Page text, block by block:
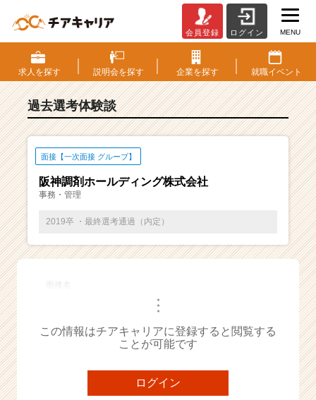
S・
選
考
験
覧
ベ
チ
ー・
成
ら
ス
ト
会員登録 ログイン MENU
求人を探す 説明会を探す 企業を探す 就職イベント
過去選考体験談
面接【一次面接 グループ】
阪神調剤ホールディング株式会社
事務・管理
2019卒 ・最終選考通過（内定）
面接名
・・・
この情報はチアキャリアに登録すると閲覧する
ことが可能です
ログイン